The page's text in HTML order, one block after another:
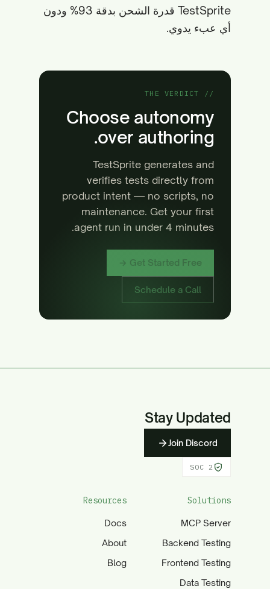
TestSprite قدرة الشحن بدقة 93% ودون
أي عبء يدوي.
// THE VERDICT
Choose autonomy
over authoring.
TestSprite generates and
verifies tests directly from
product intent — no scripts, no
maintenance. Get your first
agent run in under 4 minutes.
Get Started Free →
Schedule a Call
Stay Updated
Join Discord
SOC 2
Solutions
MCP Server
Backend Testing
Frontend Testing
Data Testing
Resources
Docs
About
Blog